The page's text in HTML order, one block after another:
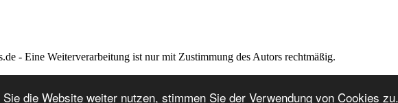
die Website weiter nutzen, stimmen Sie der Verwendung von Cookies zu.
- Eine Weiterverarbeitung ist nur mit Zustimmung des Autors rechtmäßig.